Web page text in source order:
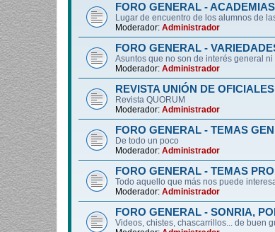
FORO GENERAL -
Lugar de encuentro de los alumnos de
Moderador: Administrador
FORO GENERAL -
Asuntos que no son de interés general
Moderador: Administrador
REVISTA UNIÓN DE OFICIALES
Revista QUORUM
Moderador: Administrador
FORO GENERAL - TEMAS
De todo un poco
Moderador: Administrador
FORO GENERAL - TEMAS
Todo aquello que más nos puede
Moderador: Administrador
FORO GENERAL - SONRIA,
Videos, chistes, chascarrillos... de buen